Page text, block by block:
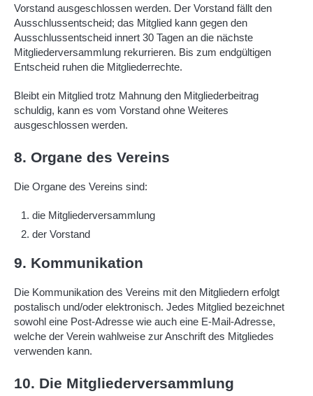
Vorstand ausgeschlossen werden. Der Vorstand fällt den
Ausschlussentscheid; das Mitglied kann gegen den
Ausschlussentscheid innert 30 Tagen an die nächste
Mitgliederversammlung rekurrieren. Bis zum endgültigen
Entscheid ruhen die Mitgliederrechte.
Bleibt ein Mitglied trotz Mahnung den Mitgliederbeitrag
schuldig, kann es vom Vorstand ohne Weiteres
ausgeschlossen werden.
8. Organe des Vereins
Die Organe des Vereins sind:
die Mitgliederversammlung
der Vorstand
9. Kommunikation
Die Kommunikation des Vereins mit den Mitgliedern erfolgt
postalisch und/oder elektronisch. Jedes Mitglied bezeichnet
sowohl eine Post-Adresse wie auch eine E-Mail-Adresse,
welche der Verein wahlweise zur Anschrift des Mitgliedes
verwenden kann.
10. Die Mitgliederversammlung